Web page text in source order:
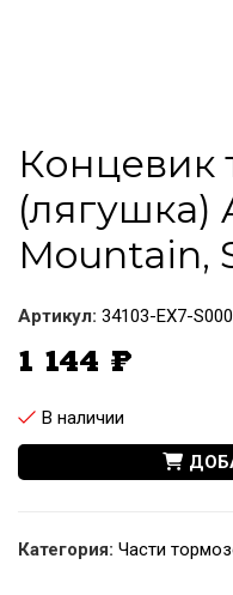
Концевик
(лягушка)
Mountain,
Артикул: 34103-EX7-S000
1 144 ₽
В наличии
Категория: Части